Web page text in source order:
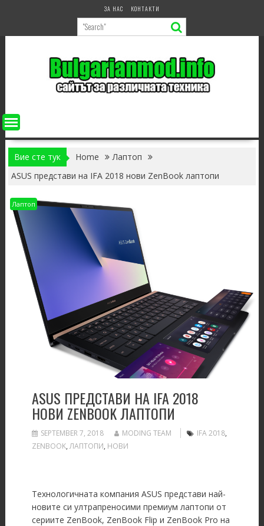
ЗА НАС КОНТАКТИ
Вие сте тук Home
Лаптоп
ASUS представи на IFA 2018 нови ZenBook лаптопи
Лаптоп
ASUS ПРЕДСТАВИ НА IFA 2018
НОВИ ZENBOOK ЛАПТОПИ
SEPTEMBER 7, 2018 MODING TEAM IFA 2018,
ZENBOOK,ЛАПТОПИ, НОВИ
Технологичната компания ASUS представи най-
новите си ултрапреносими премиум лаптопи от
сериите ZenBook, ZenBook Flip и ZenBook Pro на